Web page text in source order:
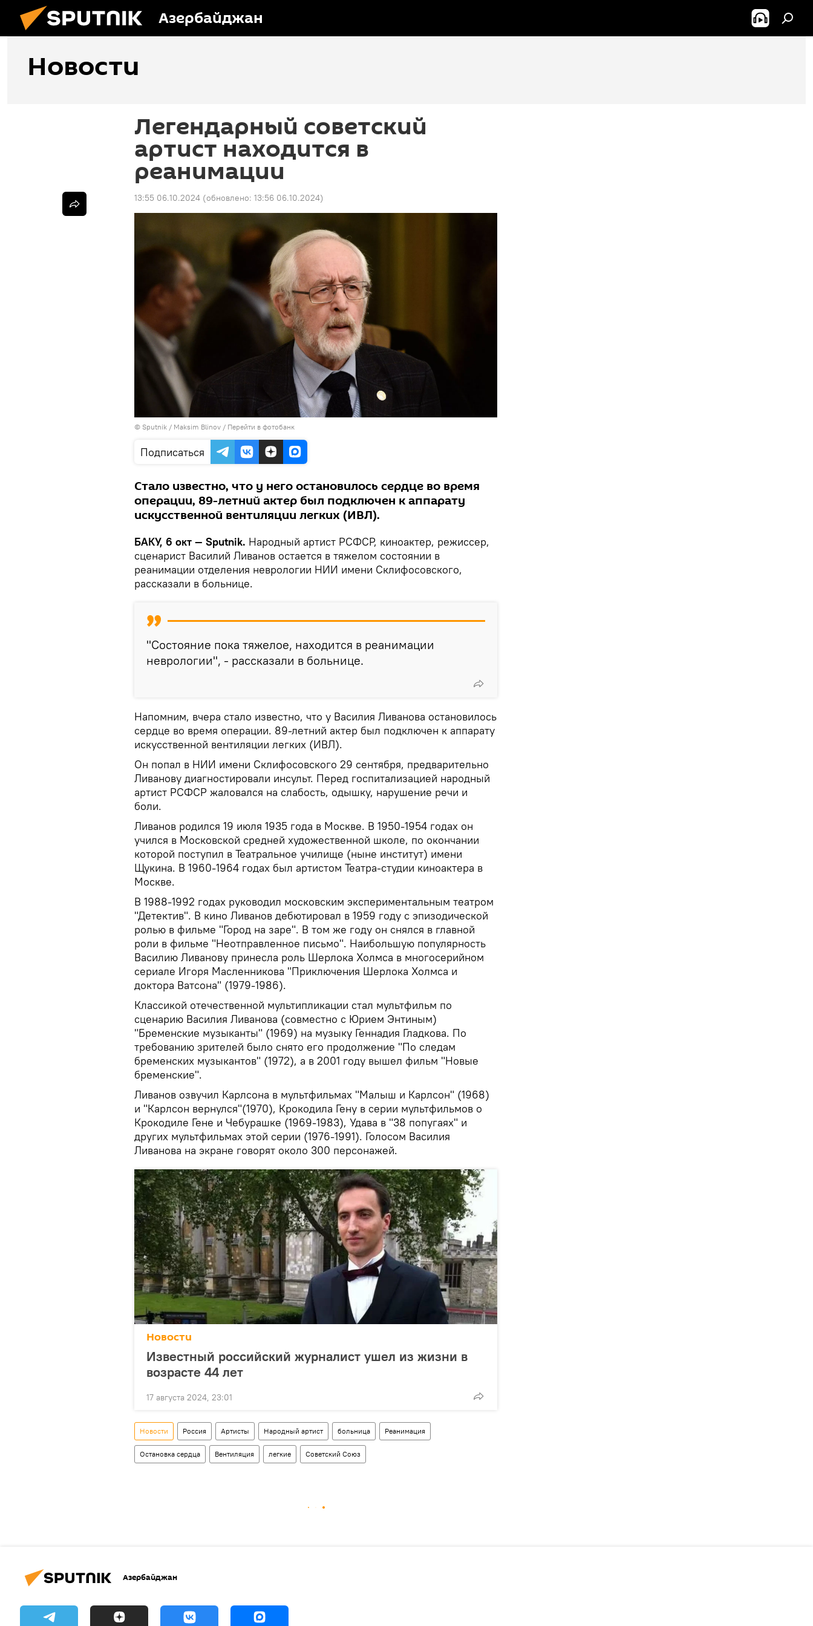
Азербайджан
Новости
Легендарный советский
артист находится в
реанимации
13:55 06.10.2024 (обновлено: 13:56 06.10.2024)
© Sputnik / Maksim Blinov / Перейти в фотобанк
Подписаться
Стало известно, что у него остановилось сердце во время
операции, 89-летний актер был подключен к аппарату
искусственной вентиляции легких (ИВЛ).
БАКУ, 6 окт — Sputnik. Народный артист РСФСР, киноактер, режиссер,
сценарист Василий Ливанов остается в тяжелом состоянии в
реанимации отделения неврологии НИИ имени Склифосовского,
рассказали в больнице.
"Состояние пока тяжелое, находится в реанимации
неврологии", - рассказали в больнице.
Напомним, вчера стало известно, что у Василия Ливанова остановилось
сердце во время операции. 89-летний актер был подключен к аппарату
искусственной вентиляции легких (ИВЛ).
Он попал в НИИ имени Склифосовского 29 сентября, предварительно
Ливанову диагностировали инсульт. Перед госпитализацией народный
артист РСФСР жаловался на слабость, одышку, нарушение речи и
боли.
Ливанов родился 19 июля 1935 года в Москве. В 1950-1954 годах он
учился в Московской средней художественной школе, по окончании
которой поступил в Театральное училище (ныне институт) имени
Щукина. В 1960-1964 годах был артистом Театра-студии киноактера в
Москве.
В 1988-1992 годах руководил московским экспериментальным театром
"Детектив". В кино Ливанов дебютировал в 1959 году с эпизодической
ролью в фильме "Город на заре". В том же году он снялся в главной
роли в фильме "Неотправленное письмо". Наибольшую популярность
Василию Ливанову принесла роль Шерлока Холмса в многосерийном
сериале Игоря Масленникова "Приключения Шерлока Холмса и
доктора Ватсона" (1979-1986).
Классикой отечественной мультипликации стал мультфильм по
сценарию Василия Ливанова (совместно с Юрием Энтиным)
"Бременские музыканты" (1969) на музыку Геннадия Гладкова. По
требованию зрителей было снято его продолжение "По следам
бременских музыкантов" (1972), а в 2001 году вышел фильм "Новые
бременские".
Ливанов озвучил Карлсона в мультфильмах "Малыш и Карлсон" (1968)
и "Карлсон вернулся"(1970), Крокодила Гену в серии мультфильмов о
Крокодиле Гене и Чебурашке (1969-1983), Удава в "38 попугаях" и
других мультфильмах этой серии (1976-1991). Голосом Василия
Ливанова на экране говорят около 300 персонажей.
Новости
Известный российский журналист ушел из жизни в
возрасте 44 лет
17 августа 2024, 23:01
Новости Россия Артисты Народный артист больница Реанимация
Остановка сердца Вентиляция легкие Советский Союз
Азербайджан